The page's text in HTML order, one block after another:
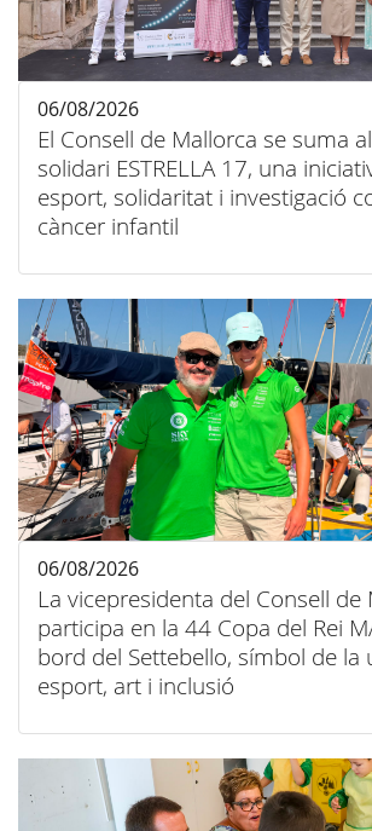
El Consell de Mallorca se suma
solidari ESTRELLA 17, una
esport, solidaritat i investigació
càncer infantil
06/08/2026
La vicepresidenta del Consell de
participa en la 44 Copa del Rei
bord del Settebello, símbol de la
esport, art i inclusió
06/08/2026